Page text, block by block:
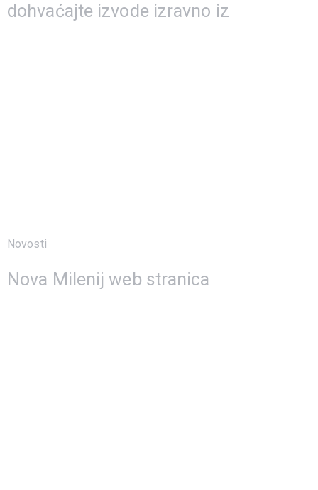
dohvaćajte izvode izravno iz
Novosti
Nova Milenij web stranica